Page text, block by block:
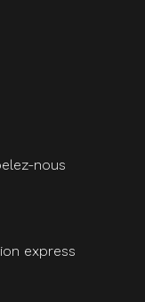
nous
express